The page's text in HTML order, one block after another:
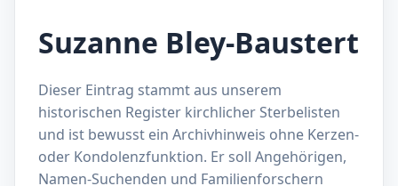
Suzanne Bley-Baustert
Dieser Eintrag stammt aus unserem
historischen Register kirchlicher Sterbelisten
und ist bewusst ein Archivhinweis ohne Kerzen-
oder Kondolenzfunktion. Er soll Angehörigen,
Namen-Suchenden und Familienforschern